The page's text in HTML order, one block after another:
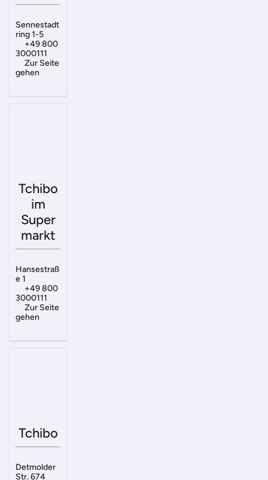
Sennestadt
ring 1-5
+49 800
3000111
Zur Seite
gehen
Tchibo
im
Super
markt
Hansestraß
e 1
+49 800
3000111
Zur Seite
gehen
Tchibo
Detmolder
Str. 674